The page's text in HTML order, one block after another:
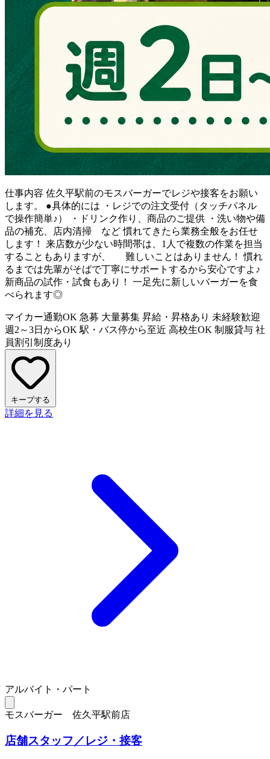
仕事内容 佐久平駅前のモスバーガーでレジや接客をお願い
します。 ●具体的には ・レジでの注文受付（タッチパネル
で操作簡単♪） ・ドリンク作り、商品のご提供 ・洗い物や備
品の補充、店内清掃 など 慣れてきたら業務全般をお任せ
します！ 来店数が少ない時間帯は、1人で複数の作業を担当
することもありますが、 難しいことはありません！ 慣れ
るまでは先輩がそばで丁寧にサポートするから安心ですよ♪
新商品の試作・試食もあり！ 一足先に新しいバーガーを食
べられます◎
マイカー通勤OK 急募 大量募集 昇給・昇格あり 未経験歓迎
週2～3日からOK 駅・バス停から至近 高校生OK 制服貸与 社
員割引制度あり
キープする
詳細を見る
アルバイト・パート
モスバーガー 佐久平駅前店
店舗スタッフ／レジ・接客